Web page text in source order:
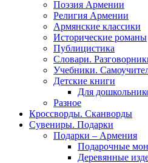
Поэзия Армении
Религия Армении
Армянские классики
Исторические романы
Публицистика
Словари.
Учебники.
Детские книги
Для
Разное
Кроссворды. Сканворды
Сувениры. Подарки
Подарки – Армения
Подарочные
Деревянные